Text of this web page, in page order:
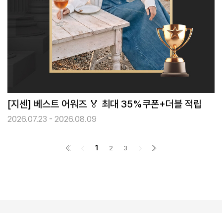
[지센] 베스트 어워즈 🏅 최대 35%쿠폰+더블 적립
2026.07.23 - 2026.08.09
1 2 3